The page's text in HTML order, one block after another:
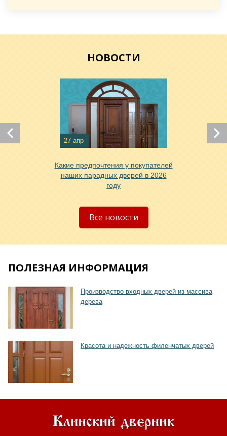
НОВОСТИ
27 апр
Какие предпочтения у покупателей
наших парадных дверей в 2026
году
Все новости
ПОЛЕЗНАЯ ИНФОРМАЦИЯ
Производство входных дверей из массива
дерева
Красота и надежность филенчатых дверей